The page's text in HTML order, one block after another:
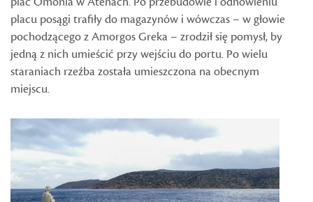
placu posągi trafiły do magazynów i wówczas – w głowie
pochodzącego z Amorgos Greka – zrodził się pomysł, by
jedną z nich umieścić przy wejściu do portu. Po wielu
staraniach rzeźba została umieszczona na obecnym
miejscu.